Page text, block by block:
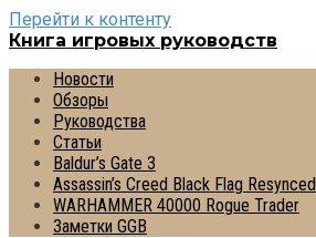
Перейти к контенту
Книга игровых руководств
Новости
Обзоры
Руководства
Статьи
Baldur’s Gate 3
Assassin’s Creed Black Flag Resynced
WARHAMMER 40000 Rogue Trader
Заметки GGB